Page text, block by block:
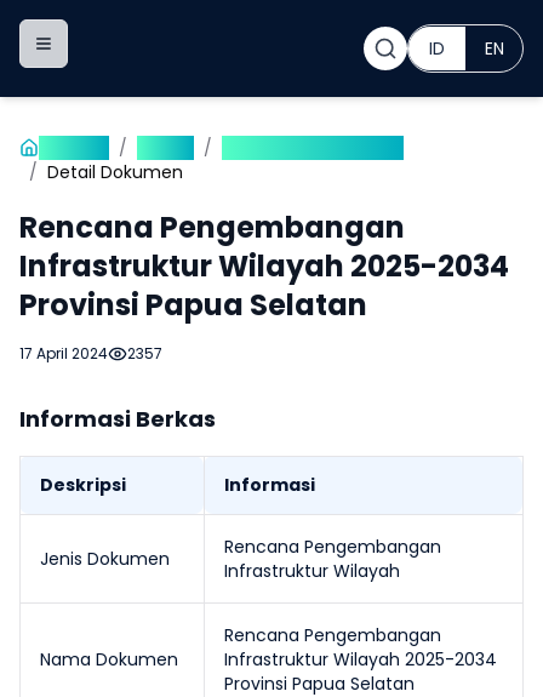
Toggle navigation menu ID EN
/ /
/ Detail Dokumen
Rencana Pengembangan
Infrastruktur Wilayah 2025-2034
Provinsi Papua Selatan
17 April 2024 2357
Informasi Berkas
Deskripsi Informasi
Jenis Dokumen
Rencana Pengembangan
Infrastruktur Wilayah
Nama Dokumen
Rencana Pengembangan
Infrastruktur Wilayah 2025-2034
Provinsi Papua Selatan